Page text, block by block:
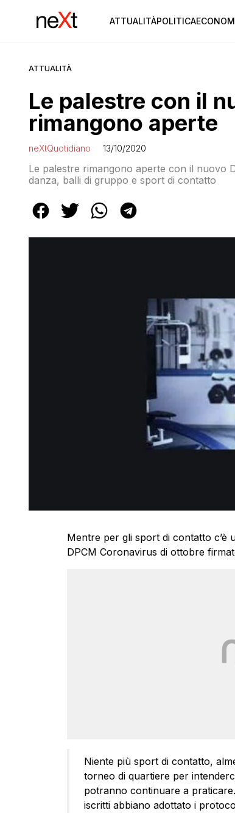
ATTUALITÀPOLITICA
ATTUALITÀ
Le palestre con il
rimangono aperte
neXtQuotidiano 13/10/2020
Le palestre rimangono aperte con il nuovo
danza, balli di gruppo e sport di contatto
Mentre per gli sport di contatto c’è
DPCM Coronavirus di ottobre
Niente più sport di contatto,
torneo di quartiere per
potranno continuare a
iscritti abbiano adottato i